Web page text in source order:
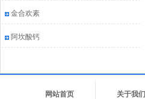
金合欢素
阿坎酸钙
网站首页 关于我们